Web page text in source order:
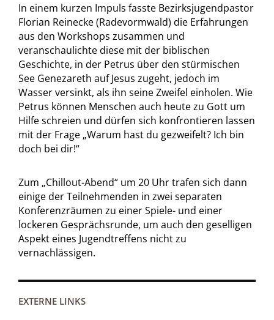
In einem kurzen Impuls fasste Bezirksjugendpastor
Florian Reinecke (Radevormwald) die Erfahrungen
aus den Workshops zusammen und
veranschaulichte diese mit der biblischen
Geschichte, in der Petrus über den stürmischen
See Genezareth auf Jesus zugeht, jedoch im
Wasser versinkt, als ihn seine Zweifel einholen. Wie
Petrus können Menschen auch heute zu Gott um
Hilfe schreien und dürfen sich konfrontieren lassen
mit der Frage „Warum hast du gezweifelt? Ich bin
doch bei dir!“
Zum „Chillout-Abend“ um 20 Uhr trafen sich dann
einige der Teilnehmenden in zwei separaten
Konferenzräumen zu einer Spiele- und einer
lockeren Gesprächsrunde, um auch den geselligen
Aspekt eines Jugendtreffens nicht zu
vernachlässigen.
EXTERNE LINKS